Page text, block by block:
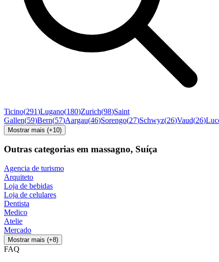
Ticino(291)Lugano(180)Zurich(98)Saint
Gallen(59)Bern(57)Aargau(46)Sorengo(27)Schwyz(26)Vaud(26)
Mostrar mais (+10)
Outras categorias em massagno, Suíça
Agencia de turismo
Arquiteto
Loja de bebidas
Loja de celulares
Dentista
Medico
Atelie
Mercado
Mostrar mais (+8)
FAQ